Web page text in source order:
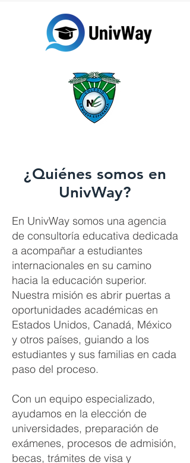
¿Quiénes somos en
UnivWay?
En UnivWay somos una agencia
de consultoría educativa dedicada
a acompañar a estudiantes
internacionales en su camino
hacia la educación superior.
Nuestra misión es abrir puertas a
oportunidades académicas en
Estados Unidos, Canadá, México
y otros países, guiando a los
estudiantes y sus familias en cada
paso del proceso.
Con un equipo especializado,
ayudamos en la elección de
universidades, preparación de
exámenes, procesos de admisión,
becas, trámites de visa y